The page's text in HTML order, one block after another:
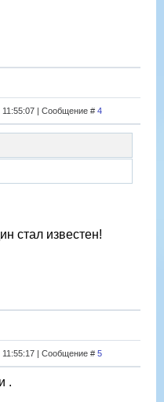
11:55:07 | Сообщение # 4
стал известен!
11:55:17 | Сообщение # 5
.